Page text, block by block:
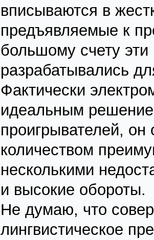
вписываются в
предъявляемые к
большому счету
разрабатывались
Фактически
идеальным
проигрывателей, он
количеством
несколькими
и высокие обороты.
Не думаю, что
лингвистическое